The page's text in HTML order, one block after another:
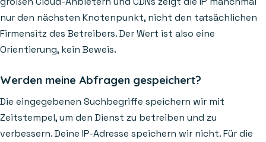
nur den nächsten Knotenpunkt, nicht den tatsächlichen
Firmensitz des Betreibers. Der Wert ist also eine
Orientierung, kein Beweis.
Werden meine Abfragen gespeichert?
Die eingegebenen Suchbegriffe speichern wir mit
Zeitstempel, um den Dienst zu betreiben und zu
verbessern. Deine IP-Adresse speichern wir nicht. Für die